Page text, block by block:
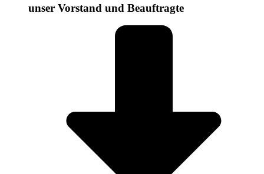
unser Vorstand und Beauftragte